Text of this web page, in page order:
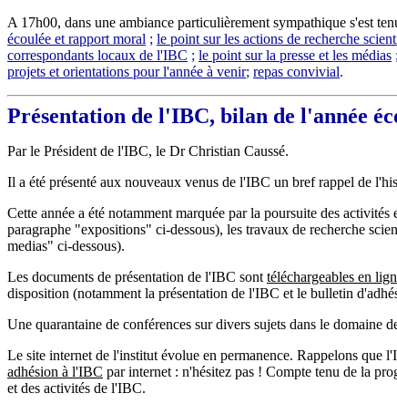
A 17h00, dans une ambiance particulièrement sympathique s'est
écoulée et rapport moral ; le point sur les actions de recherche
correspondants locaux de l'IBC ; le point sur la presse et les médias ;
projets et orientations pour l'année à venir; repas convivial.
Présentation de l'IBC, bilan de l'année
Par le Président de l'IBC, le Dr Christian Caussé.
Il a été présenté aux nouveaux venus de l'IBC un bref rappel de
Cette année a été notamment marquée par la poursuite des activités
paragraphe "expositions" ci-dessous), les travaux de recherche
medias" ci-dessous).
Les documents de présentation de l'IBC sont téléchargeables en
disposition (notamment la présentation de l'IBC et le bulletin
Une quarantaine de conférences sur divers sujets dans le domaine
Le site internet de l'institut évolue en permanence. Rappelons que
adhésion à l'IBC par internet : n'hésitez pas ! Compte tenu de la
et des activités de l'IBC.